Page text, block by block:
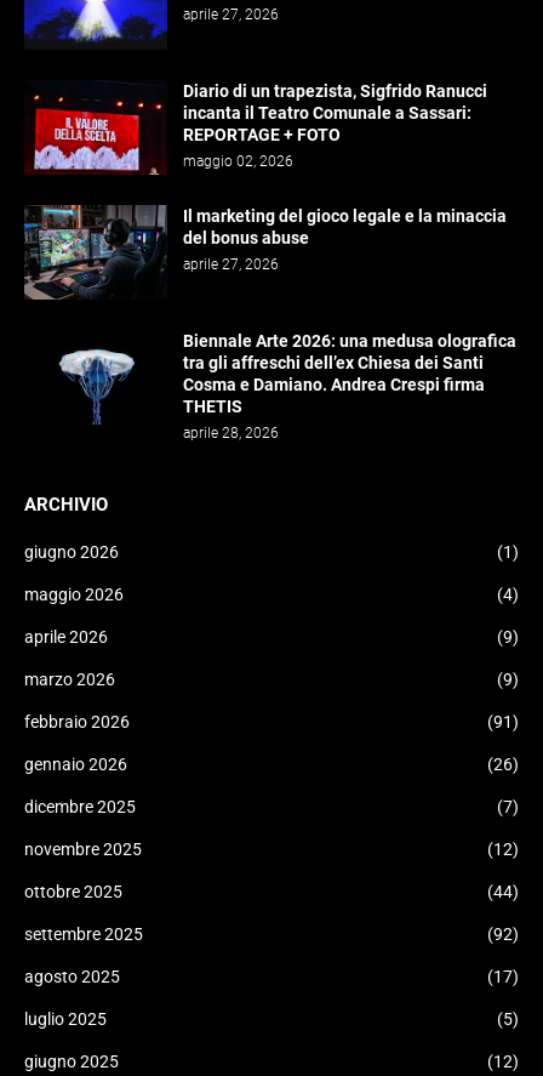
aprile 27, 2026
Diario di un trapezista, Sigfrido Ranucci
incanta il Teatro Comunale a Sassari:
REPORTAGE + FOTO
maggio 02, 2026
Il marketing del gioco legale e la minaccia
del bonus abuse
aprile 27, 2026
Biennale Arte 2026: una medusa olografica
tra gli affreschi dell’ex Chiesa dei Santi
Cosma e Damiano. Andrea Crespi firma
THETIS
aprile 28, 2026
ARCHIVIO
giugno 2026 (1)
maggio 2026 (4)
aprile 2026 (9)
marzo 2026 (9)
febbraio 2026 (91)
gennaio 2026 (26)
dicembre 2025 (7)
novembre 2025 (12)
ottobre 2025 (44)
settembre 2025 (92)
agosto 2025 (17)
luglio 2025 (5)
giugno 2025 (12)